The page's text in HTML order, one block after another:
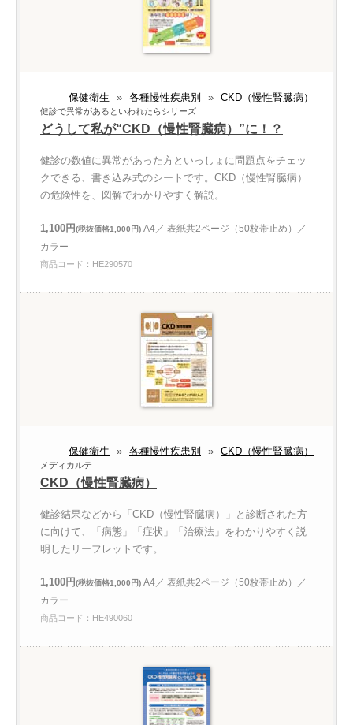
保健衛生 » 各種慢性疾患別 » CKD（慢性腎臓病）
健診で異常があるといわれたらシリーズ
どうして私が“CKD（慢性腎臓病）”に！？
健診の数値に異常があった方といっしょに問題点をチェッ
クできる、書き込み式のシートです。CKD（慢性腎臓病）
の危険性を、図解でわかりやすく解説。
1,100円(税抜価格1,000円) A4／ 表紙共2ページ（50枚帯止め）／
カラー
商品コード：HE290570
保健衛生 » 各種慢性疾患別 » CKD（慢性腎臓病）
メディカルテ
CKD（慢性腎臓病）
健診結果などから「CKD（慢性腎臓病）」と診断された方
に向けて、「病態」「症状」「治療法」をわかりやすく説
明したリーフレットです。
1,100円(税抜価格1,000円) A4／ 表紙共2ページ（50枚帯止め）／
カラー
商品コード：HE490060